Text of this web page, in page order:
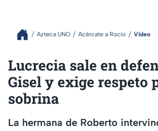
Azteca UNO Acércate a Rocío Video
Lucrecia sale en
Gisel y exige respeto
sobrina
La hermana de Roberto